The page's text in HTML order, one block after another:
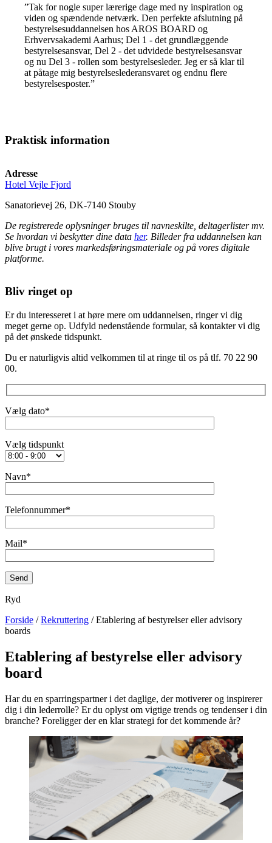
”Tak for nogle super lærerige dage med ny inspiration og
viden og spændende netværk. Den perfekte afslutning på
bestyrelsesuddannelsen hos AROS BOARD og
Erhvervsakademi Aarhus; Del 1 - det grundlæggende
bestyrelsesansvar, Del 2 - det udvidede bestyrelsesansvar
og nu Del 3 - rollen som bestyrelsesleder. Jeg er så klar til
at påtage mig bestyrelseslederansvaret og endnu flere
bestyrelsesposter.”
Praktisk information
Adresse
Hotel Vejle Fjord
Sanatorievej 26, DK-7140 Stouby
De registrerede oplysninger bruges til navneskilte, deltagerlister mv.
Se hvordan vi beskytter dine data her. Billeder fra uddannelsen kan
blive brugt i vores markedsføringsmateriale og på vores digitale
platforme.
Bliv ringet op
Er du interesseret i at høre mere om uddannelsen, ringer vi dig
meget gerne op. Udfyld nedenstående formular, så kontakter vi dig
på det ønskede tidspunkt.
Du er naturligvis altid velkommen til at ringe til os på tlf. 70 22 90
00.
Vælg dato*
‎Vælg tidspunkt
Navn*
Telefonnummer*
Mail*
Ryd
Forside /Rekruttering / Etablering af bestyrelser eller advisory
boards
Etablering af bestyrelse eller advisory
board
Har du en sparringspartner i det daglige, der motiverer og inspirerer
dig i din lederrolle? Er du oplyst om vigtige trends og tendenser i din
branche? Foreligger der en klar strategi for det kommende år?